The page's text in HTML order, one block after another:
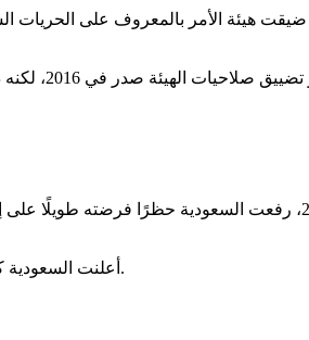
هيئة الأمر بالمعروف على الحريات
أعلنت السعودية كذلك تدشين أول دار أوبرا في جدة، تزامنًا مع تنظيم حفلات غنائية ومهرجانات للشعر والموسيقى ‏والغناء كانت ممنوعة في المملكة لسنوات طويلة.